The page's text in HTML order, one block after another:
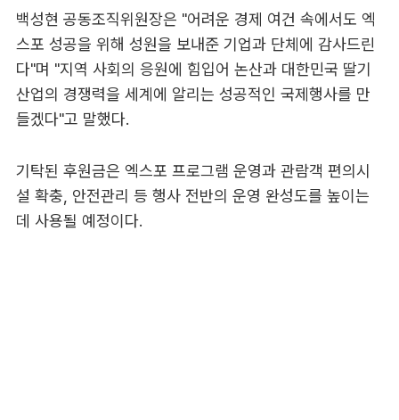
백성현 공동조직위원장은 "어려운 경제 여건 속에서도 엑
스포 성공을 위해 성원을 보내준 기업과 단체에 감사드린
다"며 "지역 사회의 응원에 힘입어 논산과 대한민국 딸기
산업의 경쟁력을 세계에 알리는 성공적인 국제행사를 만
들겠다"고 말했다.
기탁된 후원금은 엑스포 프로그램 운영과 관람객 편의시
설 확충, 안전관리 등 행사 전반의 운영 완성도를 높이는
데 사용될 예정이다.